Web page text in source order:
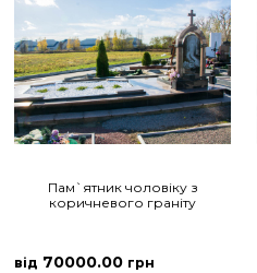
Пам`ятник чоловіку з
коричневого граніту
від 70000.00 грн